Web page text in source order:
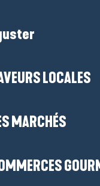
LOCALES
MARCHÉS
!